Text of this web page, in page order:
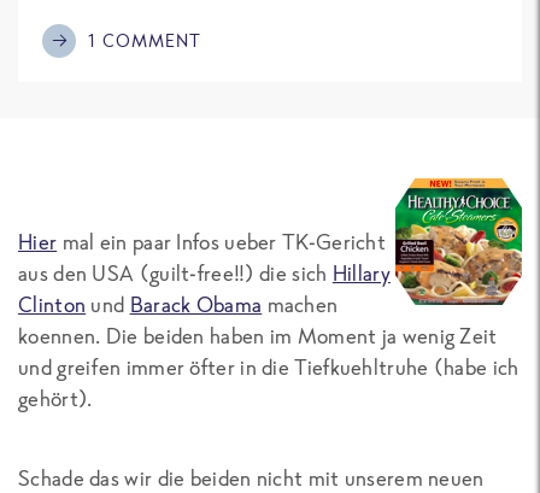
1 COMMENT
Hier mal ein paar Infos ueber TK-Gericht
aus den USA (guilt-free!!) die sich Hillary
Clinton und Barack Obama machen
koennen. Die beiden haben im Moment ja wenig Zeit
und greifen immer öfter in die Tiefkuehltruhe (habe ich
gehört).
Schade das wir die beiden nicht mit unserem neuen